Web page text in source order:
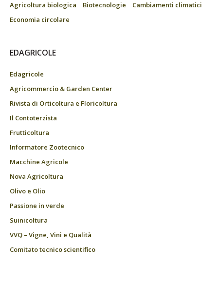
Agricoltura biologica
Biotecnologie
Cambiamenti climatici
Economia circolare
EDAGRICOLE
Edagricole
Agricommercio & Garden Center
Rivista di Orticoltura e Floricoltura
Il Contoterzista
Frutticoltura
Informatore Zootecnico
Macchine Agricole
Nova Agricoltura
Olivo e Olio
Passione in verde
Suinicoltura
VVQ – Vigne, Vini e Qualità
Comitato tecnico scientifico